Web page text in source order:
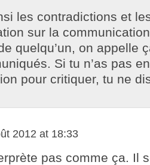
les contradictions et
sur la
quelqu’un, on appelle
Si tu n’as pas
pour critiquer, tu ne
2012 at 18:33
pas comme ça. Il